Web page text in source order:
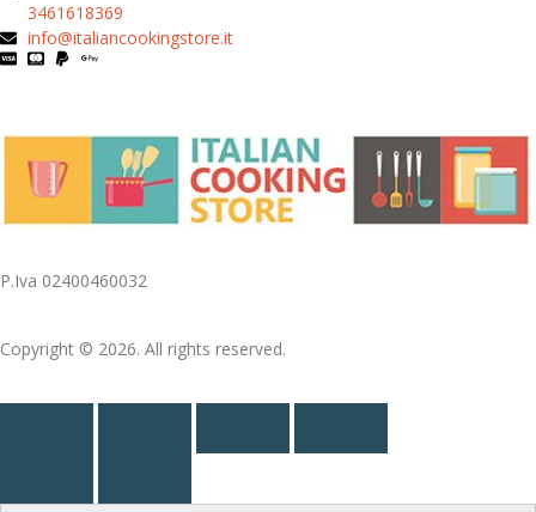
3461618369
info@italiancookingstore.it
P.Iva 02400460032
Copyright © 2026. All rights reserved.